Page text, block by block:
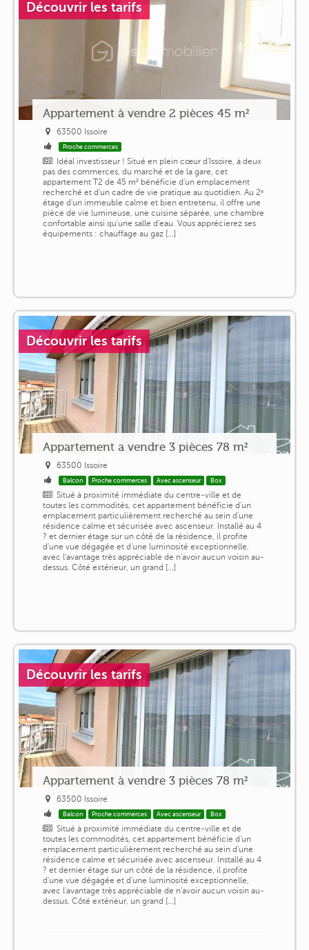
Découvrir les tarifs
Appartement à vendre 2 pièces 45 m²
63500 Issoire
Proche commerces
Idéal investisseur ! Situé en plein cœur d'Issoire, à deux
pas des commerces, du marché et de la gare, cet
appartement T2 de 45 m² bénéficie d'un emplacement
recherché et d'un cadre de vie pratique au quotidien. Au 2ᵉ
étage d'un immeuble calme et bien entretenu, il offre une
pièce de vie lumineuse, une cuisine séparée, une chambre
confortable ainsi qu'une salle d'eau. Vous apprécierez ses
équipements : chauffage au gaz [...]
Découvrir les tarifs
Appartement a vendre 3 pièces 78 m²
63500 Issoire
Balcon Proche commerces Avec ascenseur Box
Situé à proximité immédiate du centre-ville et de
toutes les commodités, cet appartement bénéficie d'un
emplacement particulièrement recherché au sein d'une
résidence calme et sécurisée avec ascenseur. Installé au 4
? et dernier étage sur un côté de la résidence, il profite
d'une vue dégagée et d'une luminosité exceptionnelle,
avec l'avantage très appréciable de n'avoir aucun voisin au-
dessus. Côté extérieur, un grand [...]
Découvrir les tarifs
Appartement à vendre 3 pièces 78 m²
63500 Issoire
Balcon Proche commerces Avec ascenseur Box
Situé à proximité immédiate du centre-ville et de
toutes les commodités, cet appartement bénéficie d'un
emplacement particulièrement recherché au sein d'une
résidence calme et sécurisée avec ascenseur. Installé au 4
? et dernier étage sur un côté de la résidence, il profite
d'une vue dégagée et d'une luminosité exceptionnelle,
avec l'avantage très appréciable de n'avoir aucun voisin au-
dessus. Côté extérieur, un grand [...]